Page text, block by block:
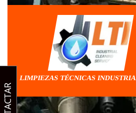
Saltar
LIMPIEZAS TÉCNICAS